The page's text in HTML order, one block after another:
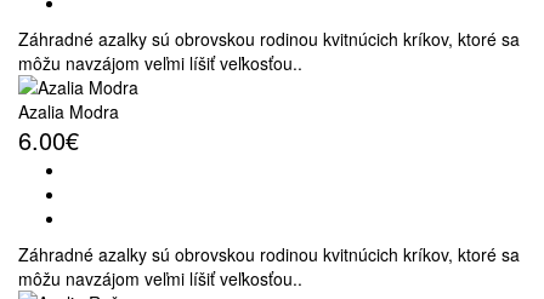
Záhradné azalky sú obrovskou rodinou kvitnúcich kríkov, ktoré sa
môžu navzájom veľmi líšiť veľkosťou..
Azalia Modra
6.00€
Záhradné azalky sú obrovskou rodinou kvitnúcich kríkov, ktoré sa
môžu navzájom veľmi líšiť veľkosťou..